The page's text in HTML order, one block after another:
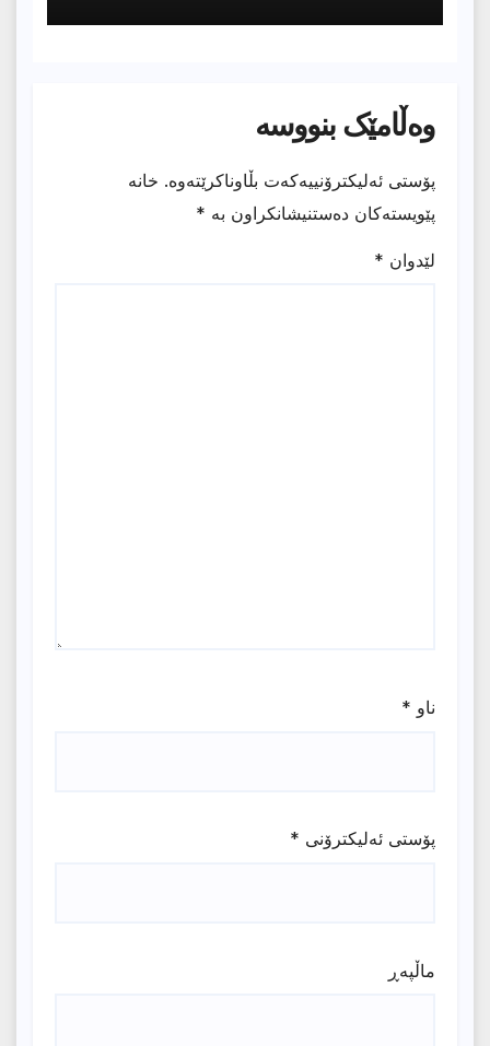
وەڵامێک بنووسە
پۆستی ئەلیکترۆنییەکەت بڵاوناکرێتەوە. خانە
پێویستەکان دەستنیشانکراون بە *
لێدوان *
ناو *
پۆستی ئەلیکترۆنی *
ماڵپه‌ڕ